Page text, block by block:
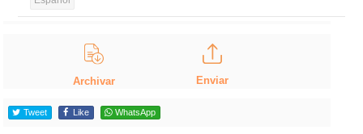
Archivar Enviar
Tweet Like WhatsApp